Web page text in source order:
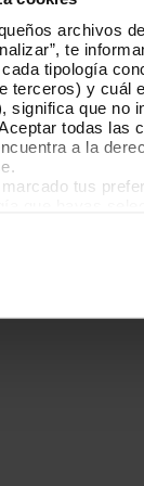
archivos
te
tipología
terceros) y cuál
significa que no
todas las
a la
tus
permiten
son
que
reservados
Política de